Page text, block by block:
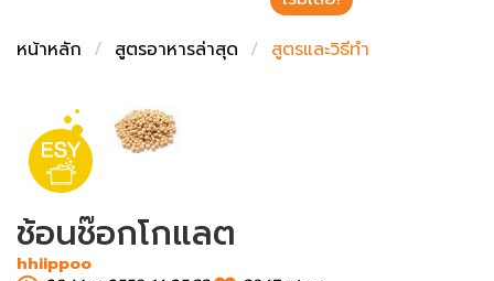
หน้าหลัก
สูตรอาหารล่าสุด สูตรและวิธีทำ
ช้อนช๊อกโกแลต
hhiippoo